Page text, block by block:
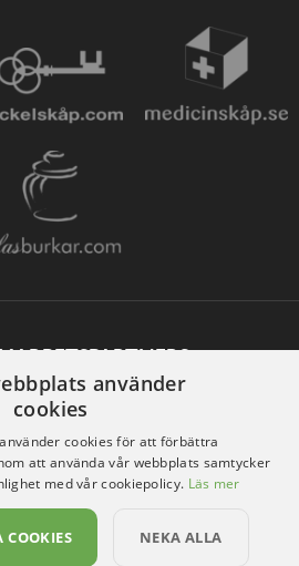
använder
cookies
cookies för att förbättra
att använda vår webbplats samtycker
med vår cookiepolicy. Läs mer
COOKIES NEKA ALLA